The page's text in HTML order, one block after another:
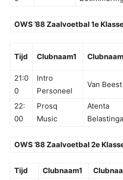
OWS ’88 Zaalvoetbal 1e
Tijd Clubnaam1
21:0
0
Intro
Personeel
Van Beest
22:
00
Prosq
Music
Atenta
OWS ’88 Zaalvoetbal 2e
Tijd Clubnaam1